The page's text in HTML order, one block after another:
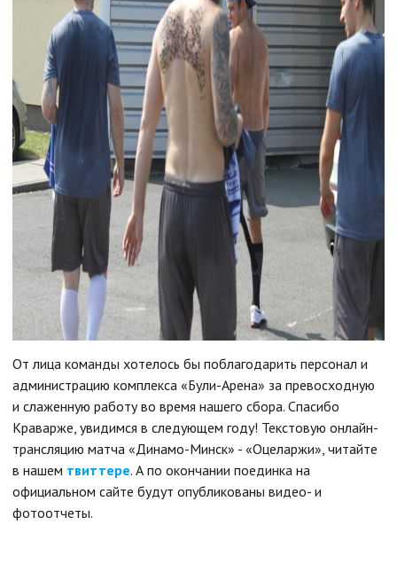
От лица команды хотелось бы поблагодарить персонал и
администрацию комплекса «Були-Арена» за превосходную
и слаженную работу во время нашего сбора. Спасибо
Краварже, увидимся в следующем году! Текстовую онлайн-
трансляцию матча «Динамо-Минск» - «Оцеларжи», читайте
в нашем твиттере. А по окончании поединка на
официальном сайте будут опубликованы видео- и
фотоотчеты.